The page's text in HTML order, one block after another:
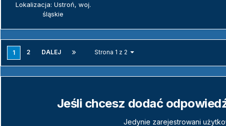
Lokalizacja: Ustroń, woj.
śląskie
1 2 DALEJ Strona 1 z 2
Jeśli chcesz dodać
Jedynie zarejestrowani